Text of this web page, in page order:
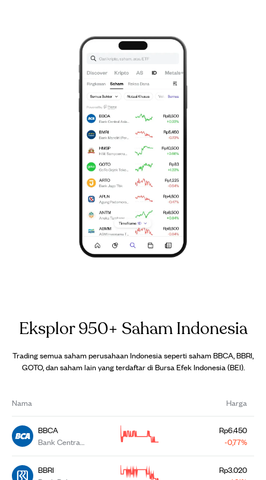
Eksplor 950+ Saham Indonesia
Trading semua saham perusahaan Indonesia seperti saham BBCA, BBRI,
GOTO, dan saham lain yang terdaftar di Bursa Efek Indonesia (BEI).
Nama Harga
BBCA
Bank Central
Asia Tbk
Rp6.450
-0,77%
BBRI
Rp3.020